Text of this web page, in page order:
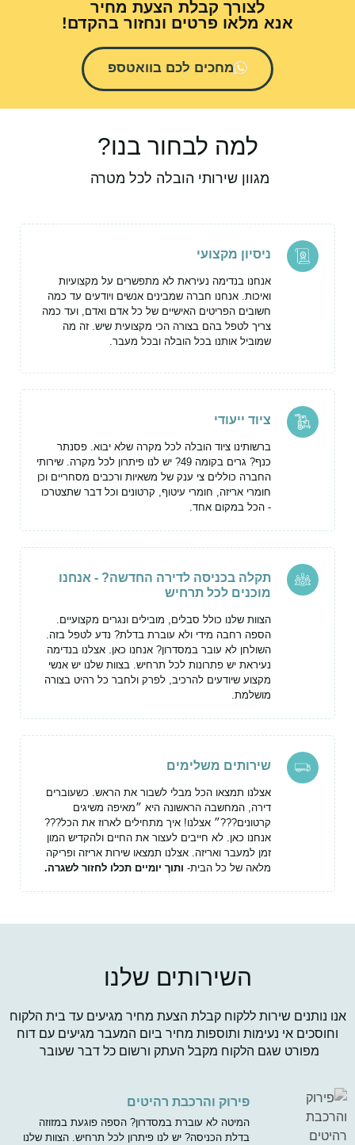
לצורך קבלת הצעת מחיר
אנא מלאו פרטים ונחזור בהקדם!
מחכים לכם בוואטספ
למה לבחור בנו?
מגוון שירותי הובלה לכל מטרה
ניסיון מקצועי
אנחנו בנדימה נעיראת לא מתפשרים על מקצועיות
ואיכות. אנחנו חברה שמבינים אנשים ויודעים עד כמה
חשובים הפריטים האישיים של כל אדם ואדם, ועד כמה
צריך לטפל בהם בצורה הכי מקצועית שיש. זה מה
שמוביל אותנו בכל הובלה ובכל מעבר.
ציוד ייעודי
ברשותינו ציוד הובלה לכל מקרה שלא יבוא. פסנתר
כנף? גרים בקומה 49? יש לנו פיתרון לכל מקרה. שירותי
החברה כוללים צי ענק של משאיות ורכבים מסחריים וכן
חומרי אריזה, חומרי עיטוף, קרטונים וכל דבר שתצטרכו
- הכל במקום אחד.
תקלה בכניסה לדירה החדשה? - אנחנו
מוכנים לכל תרחיש
הצוות שלנו כולל סבלים, מובילים ונגרים מקצועיים.
הספה רחבה מידי ולא עוברת בדלת? נדע לטפל בזה.
השולחן לא עובר במסדרון? אנחנו כאן. אצלנו בנדימה
נעיראת יש פתרונות לכל תרחיש. בצוות שלנו יש אנשי
מקצוע שיודעים להרכיב, לפרק ולחבר כל רהיט בצורה
שירותים משלימים
אצלנו תמצאו הכל מבלי לשבור את הראש. כשעוברים
דירה, המחשבה הראשונה היא ״מאיפה משיגים
קרטונים???״ אצלנו! איך מתחילים לארוז את הכל???
אנחנו כאן. לא חייבים לעצור את החיים ולהקדיש המון
זמן למעבר ואריזה. אצלנו תמצאו שירות אריזה ופריקה
מלאה של כל הבית-ותוך יומיים תכלו לחזור לשגרה.
השירותים שלנו
שירות ללקוח קבלת הצעת מחיר מגיעים עד בית הלקוח
אי נעימות ותוספות מחיר ביום המעבר מגיעים עם דוח
שגם הלקוח מקבל העתק ורשום כל דבר שעובר
פירוק והרכבת רהיטים
המיטה לא עוברת במסדרון? הספה פוגעת במזוזה
בדלת הכניסה? יש לנו פיתרון לכל תרחיש. הצוות שלנו